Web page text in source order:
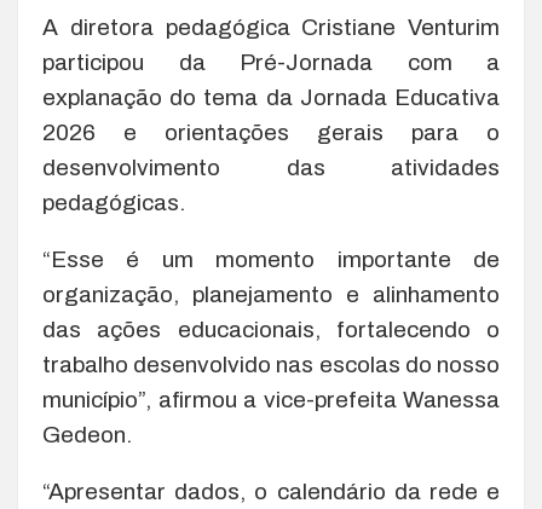
A diretora pedagógica Cristiane Venturim
participou da Pré-Jornada com a
explanação do tema da Jornada Educativa
2026 e orientações gerais para o
desenvolvimento das atividades
pedagógicas.
“Esse é um momento importante de
organização, planejamento e alinhamento
das ações educacionais, fortalecendo o
trabalho desenvolvido nas escolas do nosso
município”, afirmou a vice-prefeita Wanessa
Gedeon.
“Apresentar dados, o calendário da rede e